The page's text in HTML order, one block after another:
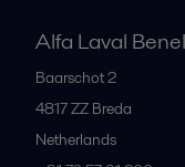
Alfa Laval
Baarschot 2
4817 ZZ Breda
Netherlands